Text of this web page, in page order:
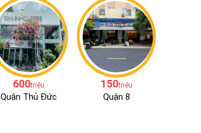
600triệu
Quận Thủ Đức
150triệu
Quận 8